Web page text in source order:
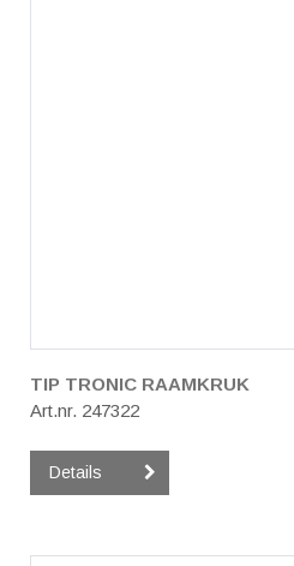
TIP TRONIC RAAMKRUK
Art.nr. 247322
Details